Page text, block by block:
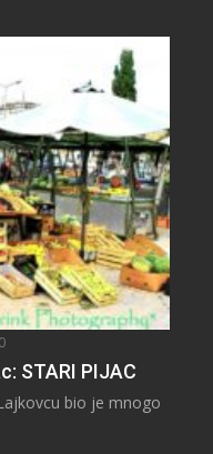
0
STARI PIJAC
bio je mnogo